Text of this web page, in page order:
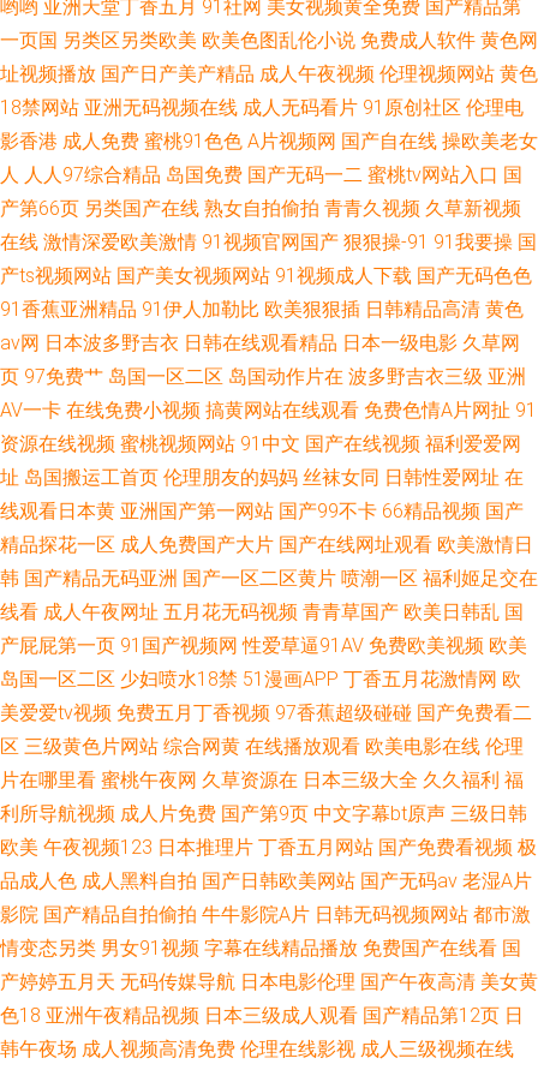
哟哟 亚洲天堂丁香五月 91社网 美女视频黄全免费 国产精品第
一页国 另类区另类欧美 欧美色图乱伦小说 免费成人软件 黄色网
址视频播放 国产日产美产精品 成人午夜视频 伦理视频网站 黄色
18禁网站 亚洲无码视频在线 成人无码看片 91原创社区 伦理电
影香港 成人免费 蜜桃91色色 A片视频网 国产自在线 操欧美老女
人 人人97综合精品 岛国免费 国产无码一二 蜜桃tv网站入口 国
产第66页 另类国产在线 熟女自拍偷拍 青青久视频 久草新视频
在线 激情深爱欧美激情 91视频官网国产 狠狠操-91 91我要操 国
产ts视频网站 国产美女视频网站 91视频成人下载 国产无码色色
91香蕉亚洲精品 91伊人加勒比 欧美狠狠插 日韩精品高清 黄色
av网 日本波多野吉衣 日韩在线观看精品 日本一级电影 久草网
页 97免费艹 岛国一区二区 岛国动作片在 波多野吉衣三级 亚洲
AV一卡 在线免费小视频 搞黄网站在线观看 免费色情A片网扯 91
资源在线视频 蜜桃视频网站 91中文 国产在线视频 福利爱爱网
址 岛国搬运工首页 伦理朋友的妈妈 丝袜女同 日韩性爱网址 在
线观看日本黄 亚洲国产第一网站 国产99不卡 66精品视频 国产
精品探花一区 成人免费国产大片 国产在线网址观看 欧美激情日
韩 国产精品无码亚洲 国产一区二区黄片 喷潮一区 福利姬足交在
线看 成人午夜网址 五月花无码视频 青青草国产 欧美日韩乱 国
产屁屁第一页 91国产视频网 性爱草逼91AV 免费欧美视频 欧美
岛国一区二区 少妇喷水18禁 51漫画APP 丁香五月花激情网 欧
美爱爱tv视频 免费五月丁香视频 97香蕉超级碰碰 国产免费看二
区 三级黄色片网站 综合网黄 在线播放观看 欧美电影在线 伦理
片在哪里看 蜜桃午夜网 久草资源在 日本三级大全 久久福利 福
利所导航视频 成人片免费 国产第9页 中文字幕bt原声 三级日韩
欧美 午夜视频123 日本推理片 丁香五月网站 国产免费看视频 极
品成人色 成人黑料自拍 国产日韩欧美网站 国产无码av 老湿A片
影院 国产精品自拍偷拍 牛牛影院A片 日韩无码视频网站 都市激
情变态另类 男女91视频 字幕在线精品播放 免费国产在线看 国
产婷婷五月天 无码传媒导航 日本电影伦理 国产午夜高清 美女黄
色18 亚洲午夜精品视频 日本三级成人观看 国产精品第12页 日
韩午夜场 成人视频高清免费 伦理在线影视 成人三级视频在线